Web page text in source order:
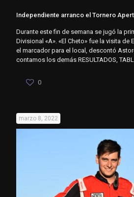
Independiente arranco el Tornero
Durante este fin de semana se jugó la
Divisional «A». «El Cheto» fue la visita de
el marcador para el local, descontó
contamos los demás RESULTADOS,
0
marzo 8, 2022